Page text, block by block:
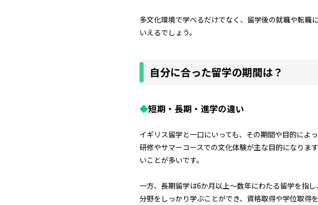
多文化環境で学べるだけでなく、留学後の就職や転職
いえるでしょう。
自分に合った留学の期間は？
◆短期・長期・進学の違い
イギリス留学と一口にいっても、その期間や目的によ
研修やサマーコースでの文化体験が主な目的になりま
いことが多いです。
一方、長期留学は6か月以上〜数年にわたる留学を指
分野をしっかり学ぶことができ、資格取得や学位取得